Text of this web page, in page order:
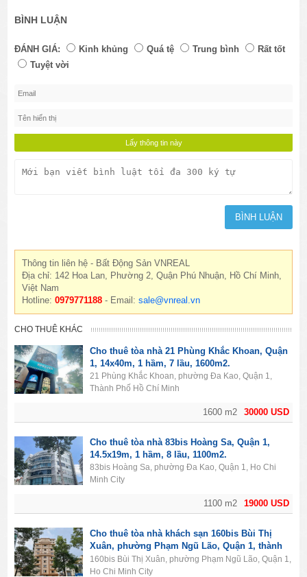
BÌNH LUẬN
ĐÁNH GIÁ: Kinh khủng Quá tệ Trung bình
Rất tốt
Tuyệt vời
Thông tin liên hệ - Bất Động Sản VNREAL
Địa chỉ: 142 Hoa Lan, Phường 2, Quận Phú Nhuận, Hồ Chí Minh,
Việt Nam
Hotline:0979771188 - Email:sale@vnreal.vn
CHO THUÊ KHÁC
30000 USD
1600 m2
Cho thuê tòa nhà 21 Phùng Khắc Khoan, Quận
1, 14x40m, 1 hầm, 7 lầu, 1600m2.
21 Phùng Khắc Khoan, phường Đa Kao, Quận 1,
Thành Phố Hồ Chí Minh
19000 USD
1100 m2
Cho thuê tòa nhà 83bis Hoàng Sa, Quận 1,
14.5x19m, 1 hầm, 8 lầu, 1100m2.
83bis Hoàng Sa, phường Đa Kao, Quận 1, Ho Chi
Minh City
Cho thuê tòa nhà khách sạn 160bis Bùi Thị
Xuân, phường Phạm Ngũ Lão, Quận 1, thành
phố Hồ Chí Minh. Diện tích 2000m2, 1 hầm, 11
lầu, 50PN.
160bis Bùi Thị Xuân, phường Phạm Ngũ Lão, Quận 1,
Ho Chi Minh City